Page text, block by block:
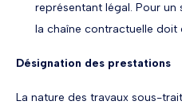
représentant légal. Pour
la chaîne contractuelle doit
Désignation des prestations
La nature des travaux sous-